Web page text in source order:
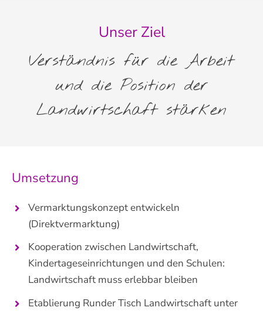
Unser Ziel
Verständnis für die Arbeit
und die Position der
Landwirtschaft stärken
Umsetzung
Vermarktungskonzept entwickeln
(Direktvermarktung)
Kooperation zwischen Landwirtschaft,
Kindertageseinrichtungen und den Schulen:
Landwirtschaft muss erlebbar bleiben
Etablierung Runder Tisch Landwirtschaft unter